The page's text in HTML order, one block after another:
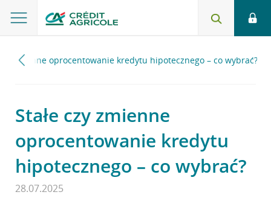
zmienne oprocentowanie kredytu hipotecznego – co wybrać?
Stałe czy zmienne
oprocentowanie kredytu
hipotecznego – co wybrać?
28.07.2025